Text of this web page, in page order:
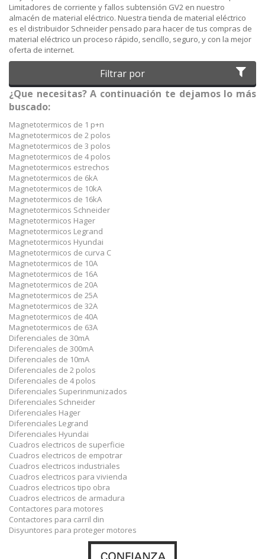
Limitadores de corriente y fallos subtensión GV2 en nuestro
almacén de material eléctrico. Nuestra tienda de material eléctrico
es el distribuidor Schneider pensado para hacer de tus compras de
material eléctrico un proceso rápido, sencillo, seguro, y con la mejor
oferta de internet.
Filtrar por
¿Que necesitas? A continuación te dejamos lo más
buscado:
Magnetotermicos de 1 p+n
Magnetotermicos de 2 polos
Magnetotermicos de 3 polos
Magnetotermicos de 4 polos
Magnetotermicos estrechos
Magnetotermicos de 6kA
Magnetotermicos de 10kA
Magnetotermicos de 16kA
Magnetotermicos Schneider
Magnetotermicos Hager
Magnetotermicos Legrand
Magnetotermicos Hyundai
Magnetotermicos de curva C
Magnetotermicos de 10A
Magnetotermicos de 16A
Magnetotermicos de 20A
Magnetotermicos de 25A
Magnetotermicos de 32A
Magnetotermicos de 40A
Magnetotermicos de 63A
Diferenciales de 30mA
Diferenciales de 300mA
Diferenciales de 10mA
Diferenciales de 2 polos
Diferenciales de 4 polos
Diferenciales Superinmunizados
Diferenciales Schneider
Diferenciales Hager
Diferenciales Legrand
Diferenciales Hyundai
Cuadros electricos de superficie
Cuadros electricos de empotrar
Cuadros electricos industriales
Cuadros electricos para vivienda
Cuadros electricos tipo obra
Cuadros electricos de armadura
Contactores para motores
Contactores para carril din
Disyuntores para proteger motores